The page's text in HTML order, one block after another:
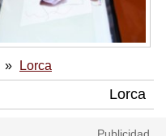
Lorca
Lorca